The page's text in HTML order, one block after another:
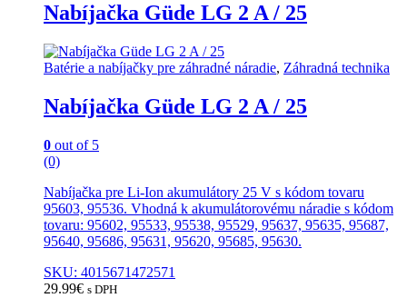
Nabíjačka Güde LG 2 A / 25
Batérie a nabíjačky pre záhradné náradie, Záhradná technika
Nabíjačka Güde LG 2 A / 25
0 out of 5
(0)
Nabíjačka pre Li-Ion akumulátory 25 V s kódom tovaru
95603, 95536. Vhodná k akumulátorovému náradie s kódom
tovaru: 95602, 95533, 95538, 95529, 95637, 95635, 95687,
95640, 95686, 95631, 95620, 95685, 95630.
SKU: 4015671472571
29.99€ s DPH